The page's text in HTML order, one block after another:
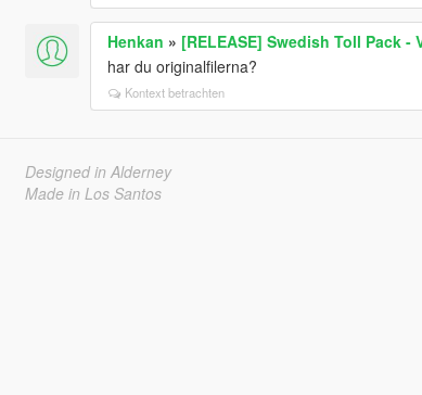
Henkan » [RELEASE] Swedish Toll Pack -
har du originalfilerna?
Kontext betrachten
Designed in Alderney
Made in Los Santos